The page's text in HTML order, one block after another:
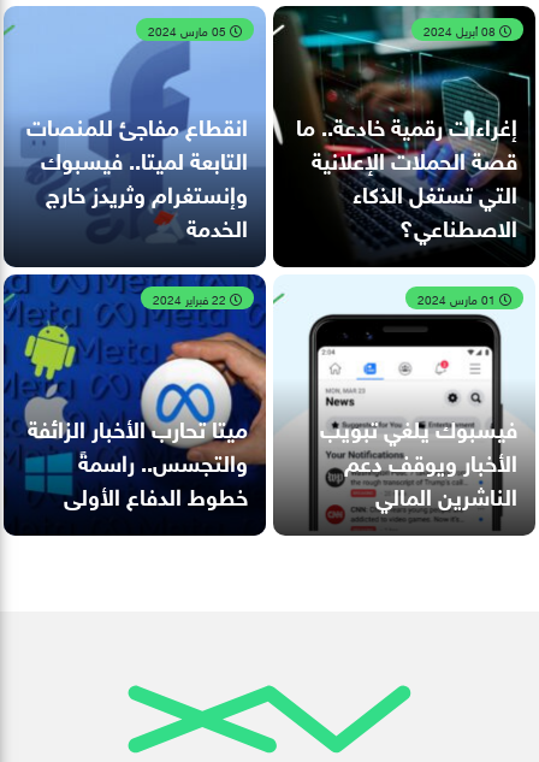
إغراءات رقمية خادعة.. ما
قصة الحملات الإعلانية
التي تستغل الذكاء
الاصطناعي؟
انقطاع مفاجئ للمنصات
التابعة لميتا.. فيسبوك
وإنستغرام وثريدز خارج
الخدمة
فيسبوك يلغي تبويب
الأخبار ويوقف دعم
الناشرين المالي
ميتا تحارب الأخبار الزائفة
والتجسس.. راسمةً
خطوط الدفاع الأولى